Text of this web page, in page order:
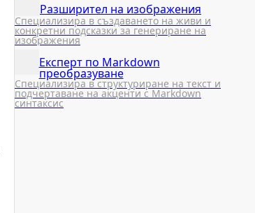
Разширител на изображения
Специализира в създаването на живи и
конкретни подсказки за генериране на
изображения
Експерт по Markdown
преобразуване
Специализира в структуриране на текст и
подчертаване на акценти с Markdown
синтаксис